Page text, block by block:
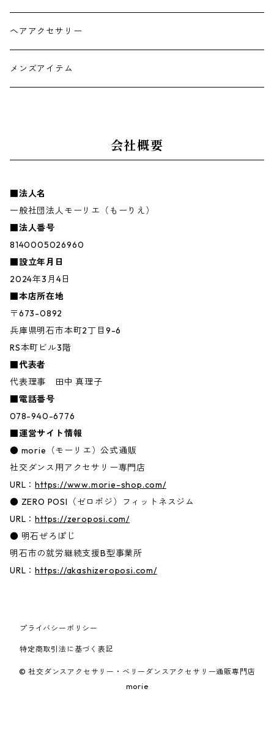
ヘアアクセサリー
メンズアイテム
会社概要
■法人名
一般社団法人モーリエ（もーりえ）
■法人番号
8140005026960
■設立年月日
2024年3月4日
■本店所在地
〒673-0892
兵庫県明石市本町2丁目9-6
RS本町ビル3階
■代表者
代表理事 田中 真理子
■電話番号
078-940-6776
■運営サイト情報
● morie（モーリエ）公式通販
社交ダンス用アクセサリー専門店
URL：https://www.morie-shop.com/
● ZERO POSI（ゼロポジ）フィットネスジム
URL：https://zeroposi.com/
● 明石ぜろぽじ
明石市の就労継続支援B型事業所
URL：https://akashizeroposi.com/
プライバシーポリシー
特定商取引法に基づく表記
© 社交ダンスアクセサリー・ベリーダンスアクセサリー通販専門店
morie